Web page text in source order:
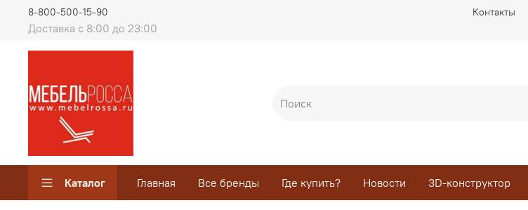
Контакты
Доставка с 8:00 до 23:00
8-800-500-15-90
Каталог Главная Все бренды Где купить? Новости 3D-конструктор